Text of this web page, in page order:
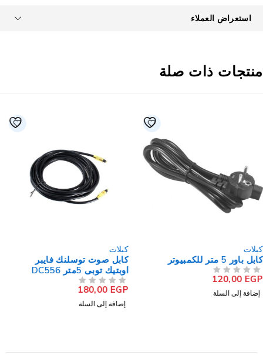
استعراض العملاء
ذات صلة
كبلات
كابل صوت توسلنك فايبر
اوبتيك توبى 5متر DC556
180,00 EGP
كبلات
Mini USB
125,00EGP
إضافة إلى السلة